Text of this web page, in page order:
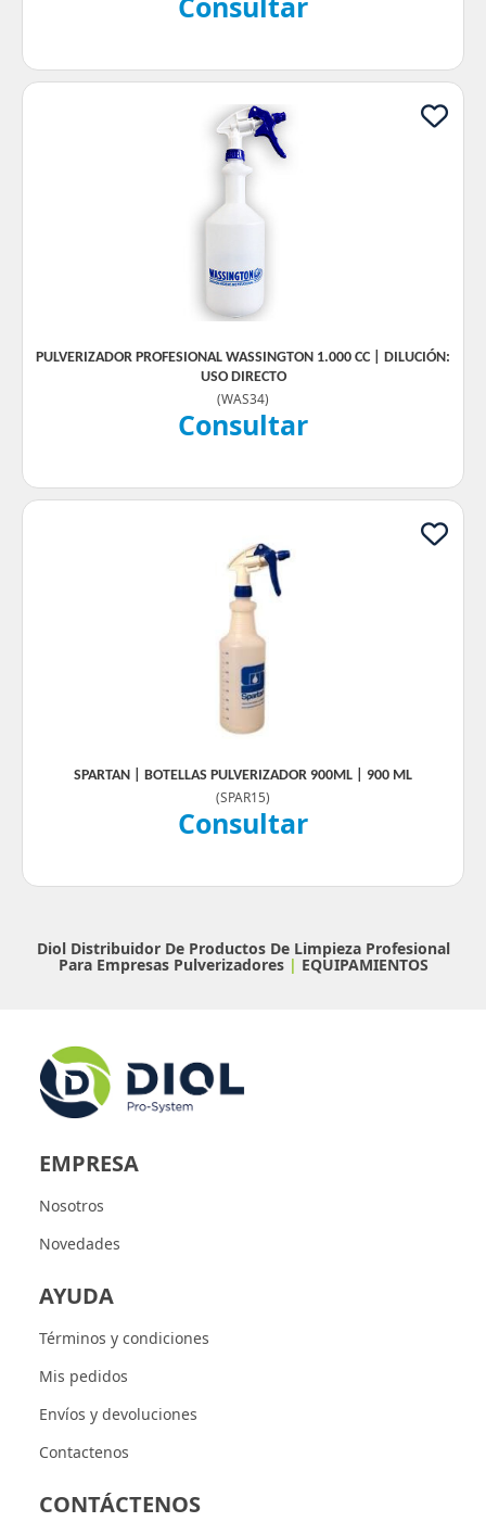
PULVERIZADOR PROFESIONAL WASSINGTON 1.000 CC | DILUCIÓN:
USO DIRECTO
(WAS34)
Consultar
SPARTAN | BOTELLAS PULVERIZADOR 900ML | 900 ML
(SPAR15)
Consultar
Diol Distribuidor De Productos De Limpieza Profesional
Para Empresas Pulverizadores| EQUIPAMIENTOS
EMPRESA
Nosotros
Novedades
AYUDA
Términos y condiciones
Mis pedidos
Envíos y devoluciones
Contactenos
CONTÁCTENOS